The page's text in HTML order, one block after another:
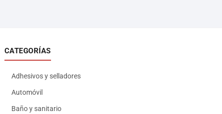
CATEGORÍAS
Adhesivos y selladores
Automóvil
Baño y sanitario